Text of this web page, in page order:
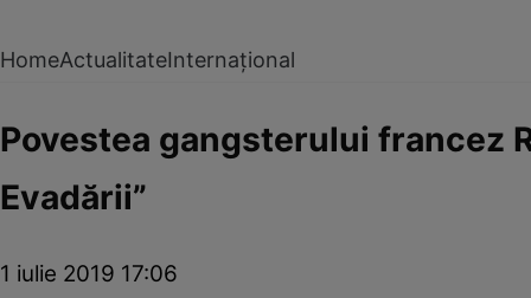
HomeActualitateInternațional
Povestea gangsterului francez
Evadării”
1 iulie 2019 17:06